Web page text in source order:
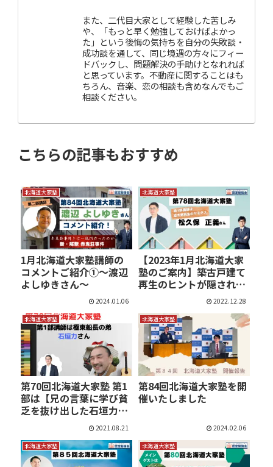
また、二代目大家として経験した苦しみ
や、「もっと早く勉強しておけばよかっ
た」という後悔の気持ちを自分の失敗談・
成功談を通して、同じ境遇の方々にフィー
ドバックし、問題解決の手助けとなれれば
と思っています。不動産に関することはも
ちろん、音楽、恋の相談も含めなんでもご
相談ください。
こちらの記事もおすすめ
北海道大家塾
1月北海道大家塾講師の
コメントご紹介①～渡辺
よしゆきさん～
2024.01.06
北海道大家塾
【2023年1月北海道大家
塾のご案内】築古戸建て
再生のヒントが隠され
2022.12.28
北海道大家塾
第70回北海道大家塾 第1
部は【兄の言葉に学び貧
乏を抜け出した石垣力
2021.08.21
北海道大家塾
第84回北海道大家塾を開
催いたしました
2024.02.06
北海道大家塾 北海道大家塾